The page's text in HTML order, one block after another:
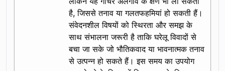
है, जिससे तनाव या गलतफहमियां हो सकती हैं।
संवेदनशील विषयों को स्थिरता और समझ के
साथ संभालना जरूरी है ताकि घरेलू विवादों से
बचा जा सके जो भौतिकवाद या भावनात्मक तनाव
से उत्पन्न हो सकते हैं। इस समय का उपयोग